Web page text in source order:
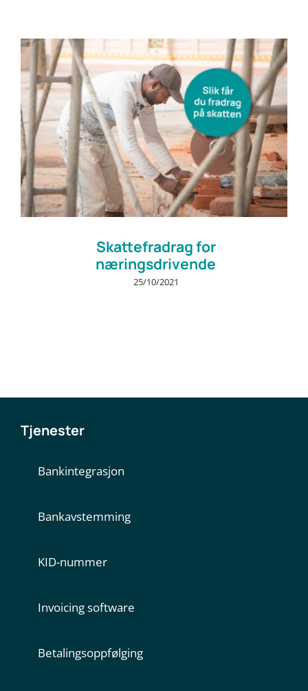
Skattefradrag for
næringsdrivende
25/10/2021
Tjenester
Bankintegrasjon
Bankavstemming
KID-nummer
Invoicing software
Betalingsoppfølging